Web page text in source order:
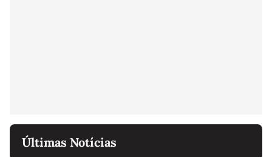
Últimas Notícias